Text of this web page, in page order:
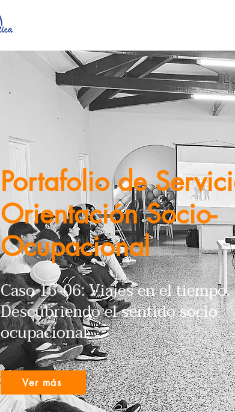
Portafolio de
Orientación Socio-
Ocupacional
Caso 15-06: Viajes en el tiempo.
Descubriendo el sentido socio
ocupacional
Ver más